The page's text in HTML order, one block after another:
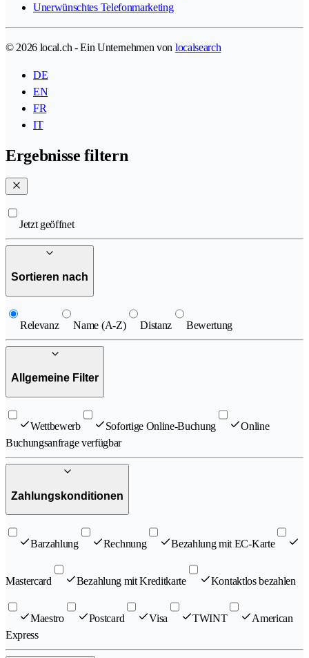
Unerwünschtes Telefonmarketing
© 2026 local.ch - Ein Unternehmen von localsearch
DE
EN
FR
IT
Ergebnisse filtern
Jetzt geöffnet
Sortieren nach
Relevanz Name (A-Z) Distanz Bewertung
Allgemeine Filter
Wettbewerb Sofortige Online-Buchung
Online
Buchungsanfrage verfügbar
Zahlungskonditionen
Barzahlung Rechnung Bezahlung mit EC-Karte
Mastercard Bezahlung mit Kreditkarte Kontaktlos bezahlen
Maestro Postcard Visa TWINT
American
Express